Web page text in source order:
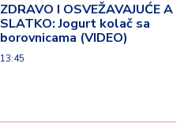
ZDRAVO I OSVEŽAVAJUĆE A
SLATKO: Jogurt kolač sa
borovnicama (VIDEO)
13:45